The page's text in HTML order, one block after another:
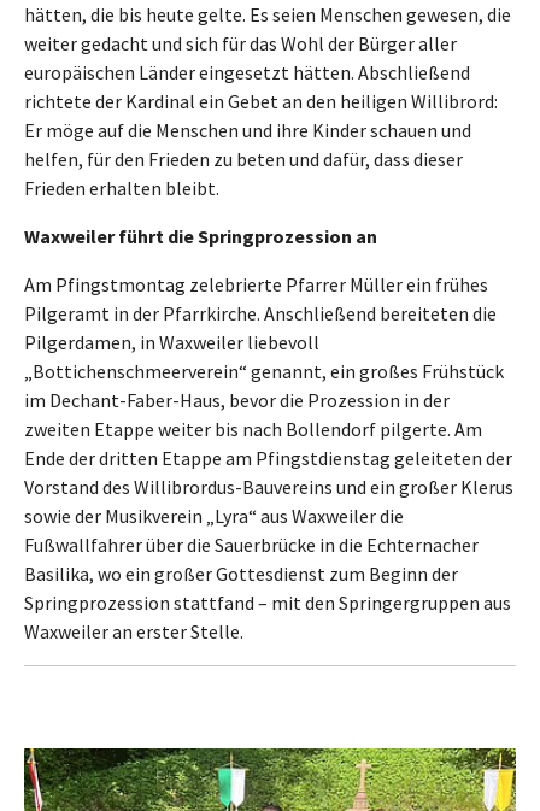
hätten, die bis heute gelte. Es seien Menschen gewesen, die
weiter gedacht und sich für das Wohl der Bürger aller
europäischen Länder eingesetzt hätten. Abschließend
richtete der Kardinal ein Gebet an den heiligen Willibrord:
Er möge auf die Menschen und ihre Kinder schauen und
helfen, für den Frieden zu beten und dafür, dass dieser
Frieden erhalten bleibt.
Waxweiler führt die Springprozession an
Am Pfingstmontag zelebrierte Pfarrer Müller ein frühes
Pilgeramt in der Pfarrkirche. Anschließend bereiteten die
Pilgerdamen, in Waxweiler liebevoll
„Bottichenschmeerverein“ genannt, ein großes Frühstück
im Dechant-Faber-Haus, bevor die Prozession in der
zweiten Etappe weiter bis nach Bollendorf pilgerte. Am
Ende der dritten Etappe am Pfingstdienstag geleiteten der
Vorstand des Willibrordus-Bauvereins und ein großer Klerus
sowie der Musikverein „Lyra“ aus Waxweiler die
Fußwallfahrer über die Sauerbrücke in die Echternacher
Basilika, wo ein großer Gottesdienst zum Beginn der
Springprozession stattfand – mit den Springergruppen aus
Waxweiler an erster Stelle.